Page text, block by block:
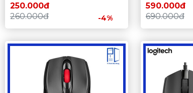
250.000đ
260.000đ
-4%
590.000đ
690.000đ